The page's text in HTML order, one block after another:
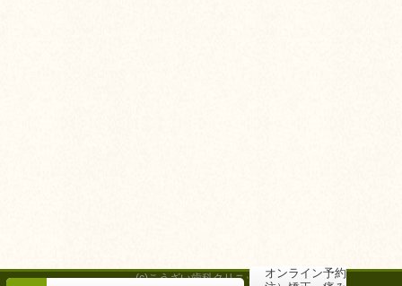
オンライン予約
(c)こうざい歯科クリニック